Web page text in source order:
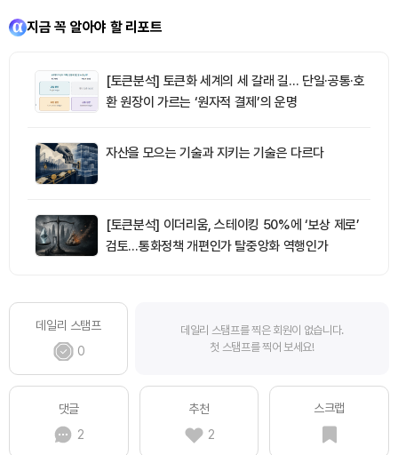
지금 꼭 알아야 할 리포트
[토큰분석] 토큰화 세계의 세 갈래 길… 단일·공통·호
환 원장이 가르는 ‘원자적 결제’의 운명
자산을 모으는 기술과 지키는 기술은 다르다
[토큰분석] 이더리움, 스테이킹 50%에 ‘보상 제로’
검토…통화정책 개편인가 탈중앙화 역행인가
데일리 스탬프
0
데일리 스탬프를 찍은 회원이 없습니다.
첫 스탬프를 찍어 보세요!
댓글
2
추천
2
스크랩